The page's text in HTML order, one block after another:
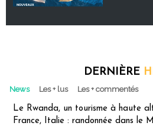
DERNIÈRE
News Les + lus Les + commentés
Le Rwanda, un tourisme à haute
France, Italie : randonnée dans le